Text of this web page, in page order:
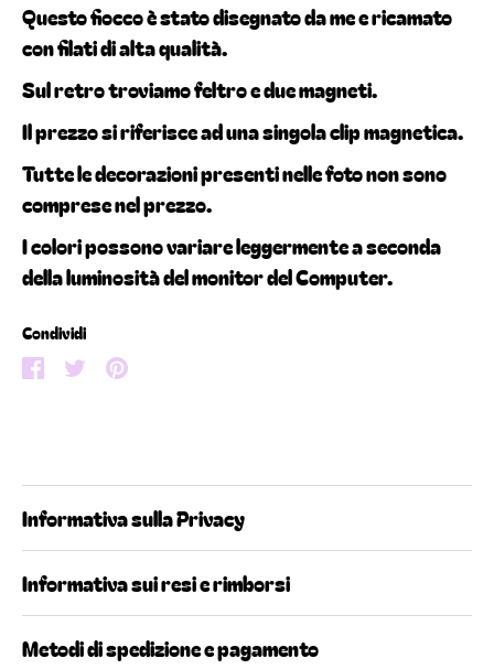
Questo fiocco è stato disegnato da me e ricamato
con filati di alta qualità.
Sul retro troviamo feltro e due magneti.
Il prezzo si riferisce ad una singola clip magnetica.
Tutte le decorazioni presenti nelle foto non sono
comprese nel prezzo.
I colori possono variare leggermente a seconda
della luminosità del monitor del Computer.
Condividi
CondividiCondividiCondividi
Informativa sulla Privacy
Informativa sui resi e rimborsi
Metodi di spedizione e pagamento